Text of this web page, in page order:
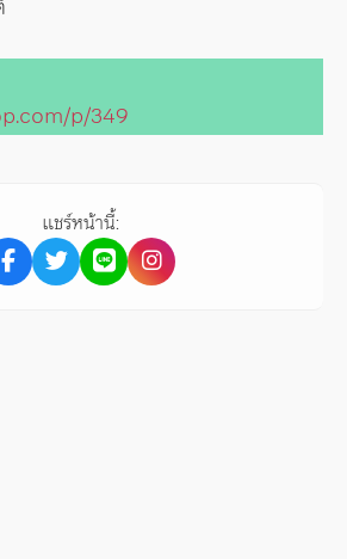
p/349
แชร์หน้านี้: